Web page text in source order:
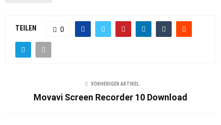
TEILEN 0
VORHERIGER ARTIKEL
Movavi Screen Recorder 10 Download